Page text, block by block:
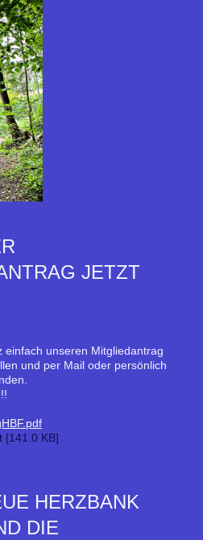
JETZT
einfach unseren Mitgliedantrag
und per Mail oder persönlich
[141.0 KB]
HERZBANK
DIE